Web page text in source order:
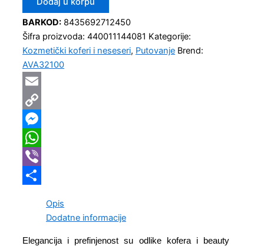
BARKOD: 8435692712450
Šifra proizvoda: 440011144081 Kategorije:
Kozmetički koferi i neseseri, Putovanje Brend:
AVA32100
Email
Copy
Link
Messenger
WhatsApp
Viber
Opis
Dodatne informacije
Elegancija i prefinjenost su odlike kofera i beauty